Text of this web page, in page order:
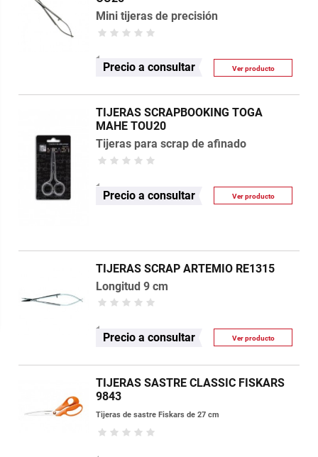
Mini tijeras de precisión
Precio a consultar Ver producto
TIJERAS SCRAPBOOKING TOGA
MAHE TOU20
Tijeras para scrap de afinado
Precio a consultar Ver producto
TIJERAS SCRAP ARTEMIO RE1315
Longitud 9 cm
Precio a consultar Ver producto
TIJERAS SASTRE CLASSIC FISKARS
9843
Tijeras de sastre Fiskars de 27 cm